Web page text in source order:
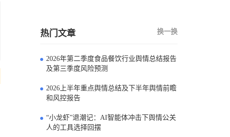
热门文章 换一换
2026年第二季度食品餐饮行业舆情总结报告
及第三季度风险预测
2026上半年重点舆情总结及下半年舆情前瞻
和风控报告
“小龙虾”退潮记：AI智能体冲击下舆情公关
人的工具选择回摆